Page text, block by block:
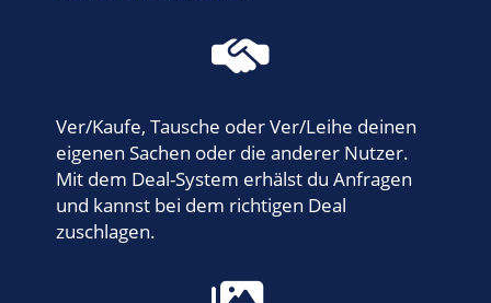
Ver/Kaufe, Tausche oder Ver/Leihe deinen
eigenen Sachen oder die anderer Nutzer.
Mit dem Deal-System erhälst du Anfragen
und kannst bei dem richtigen Deal
zuschlagen.